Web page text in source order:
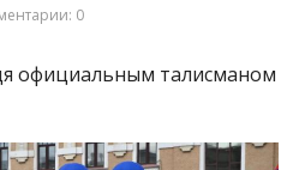
0
официальным талисманом